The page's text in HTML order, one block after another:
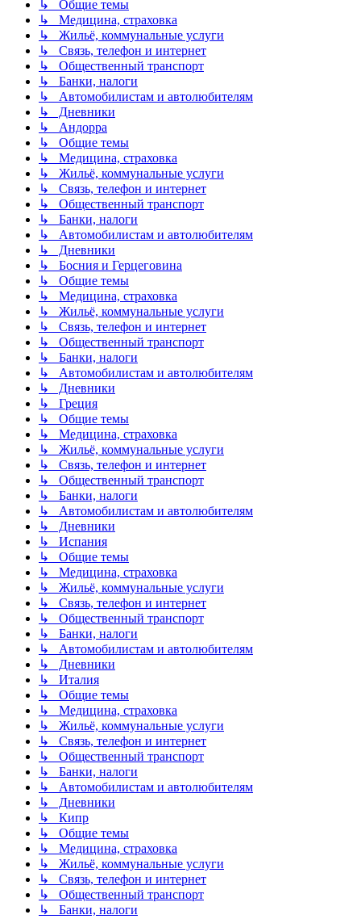
↳ Общие темы
↳ Медицина, страховка
↳ Жильё, коммунальные услуги
↳ Связь, телефон и интернет
↳ Общественный транспорт
↳ Банки, налоги
↳ Автомобилистам и автолюбителям
↳ Дневники
↳ Андорра
↳ Общие темы
↳ Медицина, страховка
↳ Жильё, коммунальные услуги
↳ Связь, телефон и интернет
↳ Общественный транспорт
↳ Банки, налоги
↳ Автомобилистам и автолюбителям
↳ Дневники
↳ Босния и Герцеговина
↳ Общие темы
↳ Медицина, страховка
↳ Жильё, коммунальные услуги
↳ Связь, телефон и интернет
↳ Общественный транспорт
↳ Банки, налоги
↳ Автомобилистам и автолюбителям
↳ Дневники
↳ Греция
↳ Общие темы
↳ Медицина, страховка
↳ Жильё, коммунальные услуги
↳ Связь, телефон и интернет
↳ Общественный транспорт
↳ Банки, налоги
↳ Автомобилистам и автолюбителям
↳ Дневники
↳ Испания
↳ Общие темы
↳ Медицина, страховка
↳ Жильё, коммунальные услуги
↳ Связь, телефон и интернет
↳ Общественный транспорт
↳ Банки, налоги
↳ Автомобилистам и автолюбителям
↳ Дневники
↳ Италия
↳ Общие темы
↳ Медицина, страховка
↳ Жильё, коммунальные услуги
↳ Связь, телефон и интернет
↳ Общественный транспорт
↳ Банки, налоги
↳ Автомобилистам и автолюбителям
↳ Дневники
↳ Кипр
↳ Общие темы
↳ Медицина, страховка
↳ Жильё, коммунальные услуги
↳ Связь, телефон и интернет
↳ Общественный транспорт
↳ Банки, налоги